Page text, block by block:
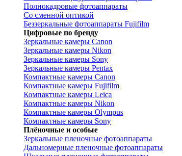
Полнокадровые фотоаппараты
Со сменной оптикой
Беззеркальные фотоаппараты Fujifilm
Цифровые по бренду
Зеркальные камеры Canon
Зеркальные камеры Nikon
Зеркальные камеры Sony
Зеркальные камеры Pentax
Компактные камеры Canon
Компактные камеры Fujifilm
Компактные камеры Leica
Компактные камеры Nikon
Компактные камеры Olympus
Компактные камеры Sony
Плёночные и особые
Зеркальные пленочные фотоаппараты
Дальномерные пленочные фотоаппараты